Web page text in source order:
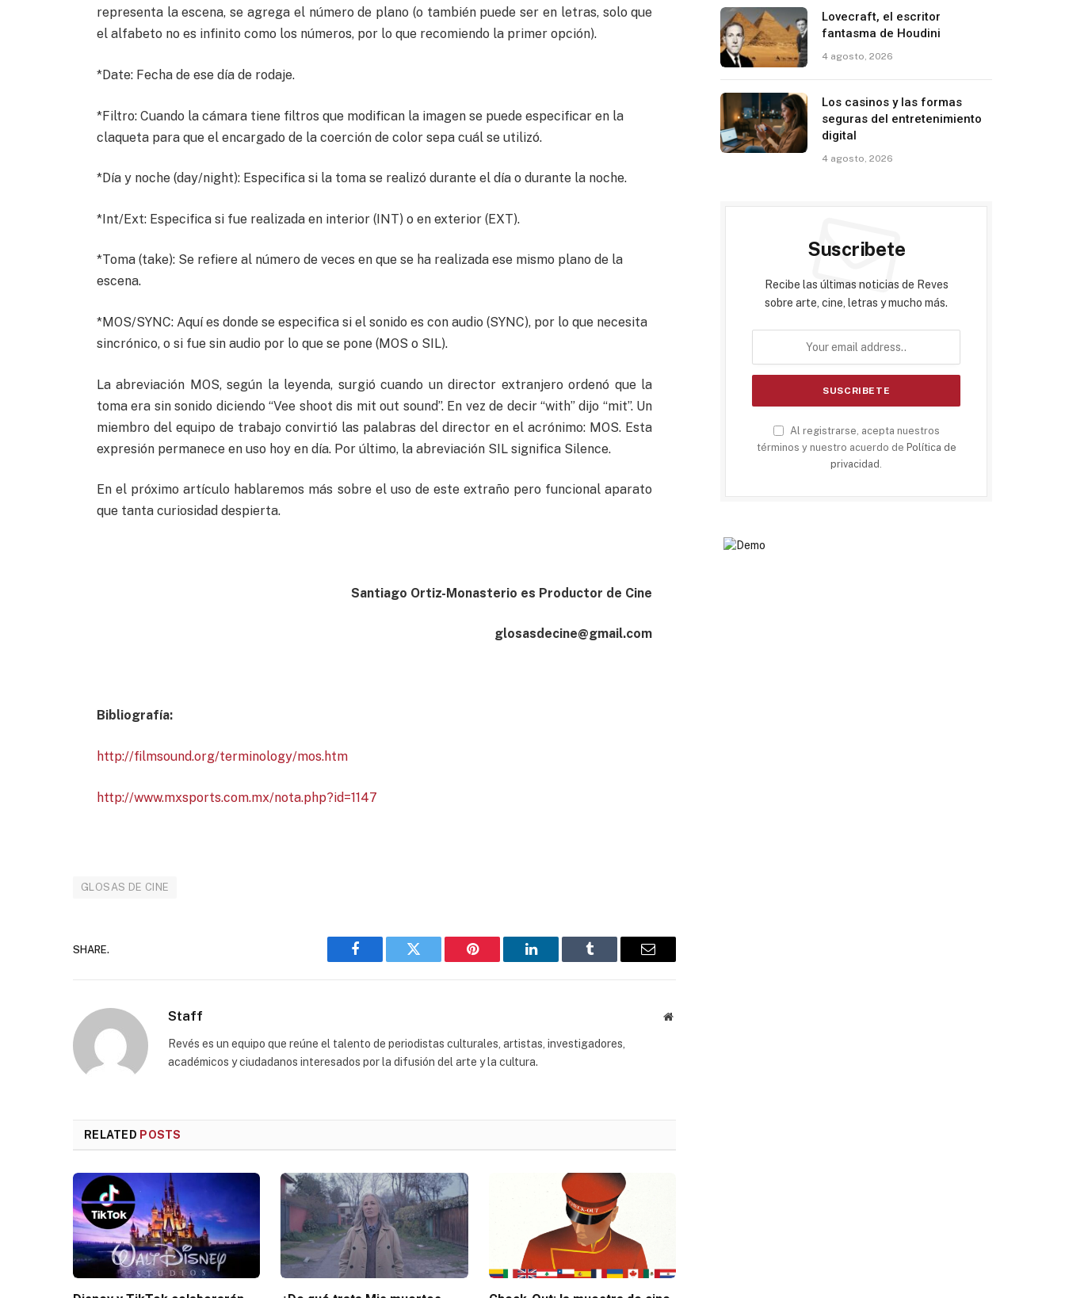
representa la escena, se agrega el número de plano (o también puede ser en letras, solo que
el alfabeto no es infinito como los números, por lo que recomiendo la primer opción).
*Date: Fecha de ese día de rodaje.
*Filtro: Cuando la cámara tiene filtros que modifican la imagen se puede especificar en la
claqueta para que el encargado de la coerción de color sepa cuál se utilizó.
*Día y noche (day/night): Especifica si la toma se realizó durante el día o durante la noche.
*Int/Ext: Especifica si fue realizada en interior (INT) o en exterior (EXT).
*Toma (take): Se refiere al número de veces en que se ha realizada ese mismo plano de la
escena.
*MOS/SYNC: Aquí es donde se especifica si el sonido es con audio (SYNC), por lo que necesita
sincrónico, o si fue sin audio por lo que se pone (MOS o SIL).
La abreviación MOS, según la leyenda, surgió cuando un director extranjero ordenó que la
toma era sin sonido diciendo “Vee shoot dis mit out sound”. En vez de decir “with” dijo “mit”. Un
miembro del equipo de trabajo convirtió las palabras del director en el acrónimo: MOS. Esta
expresión permanece en uso hoy en día. Por último, la abreviación SIL significa Silence.
En el próximo artículo hablaremos más sobre el uso de este extraño pero funcional aparato
que tanta curiosidad despierta.
Santiago Ortiz-Monasterio es Productor de Cine
glosasdecine@gmail.com
Bibliografía:
http://filmsound.org/terminology/mos.htm
http://www.mxsports.com.mx/nota.php?id=1147
GLOSAS DE CINE
SHARE.
Facebook Twitter Pinterest LinkedIn Tumblr Email
Staff Website
Revés es un equipo que reúne el talento de periodistas culturales, artistas, investigadores,
académicos y ciudadanos interesados por la difusión del arte y la cultura.
RELATED POSTS
Lovecraft, el escritor
fantasma de Houdini
4 agosto, 2026
Los casinos y las formas
seguras del entretenimiento
digital
4 agosto, 2026
Suscribete
Recibe las últimas noticias de Reves
sobre arte, cine, letras y mucho más.
Al registrarse, acepta nuestros
términos y nuestro acuerdo de Política de
privacidad